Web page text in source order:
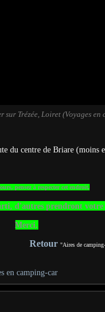
sur Trézée, Loiret (Voyages en
du centre de Briare (moins
pensez à respecter cet endroit,
d'autres prendront votre
Merci.
Retour "Aires de
en camping-car